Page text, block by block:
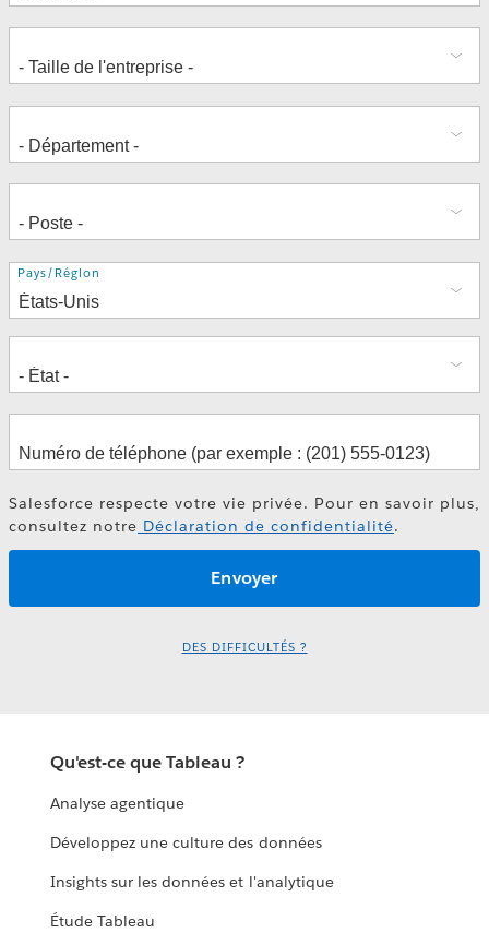
Adresse
Pays/Région
Salesforce respecte votre vie privée. Pour en savoir plus,
consultez notre Déclaration de confidentialité.
DES DIFFICULTÉS ?
Qu'est-ce que Tableau ?
Analyse agentique
Développez une culture des données
Insights sur les données et l'analytique
Étude Tableau